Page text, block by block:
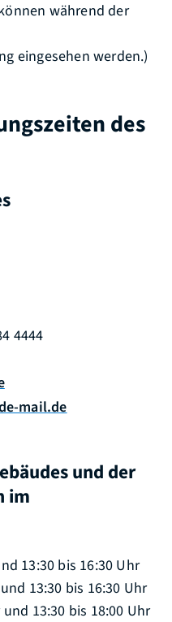
während der
eingesehen werden.)
des
4444
mail.de
und der
im
13:30 bis 16:30 Uhr
13:30 bis 16:30 Uhr
13:30 bis 18:00 Uhr